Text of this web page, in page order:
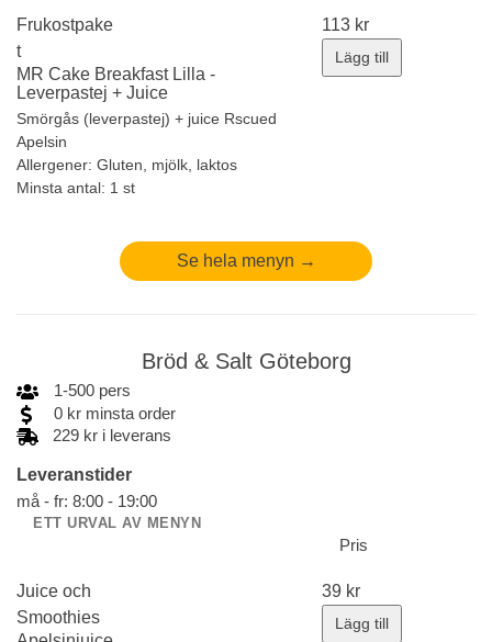
Frukostpake
t
MR Cake Breakfast Lilla -
Leverpastej + Juice
Smörgås (leverpastej) + juice Rscued
Apelsin
Allergener: Gluten, mjölk, laktos
Minsta antal: 1 st
113 kr
Lägg till
Se hela menyn →
Bröd & Salt Göteborg
1-500 pers
0 kr minsta order
229 kr i leverans
Leveranstider
må - fr: 8:00 - 19:00
ETT URVAL AV MENYN
Pris
Juice och
Smoothies
39 kr
Lägg till